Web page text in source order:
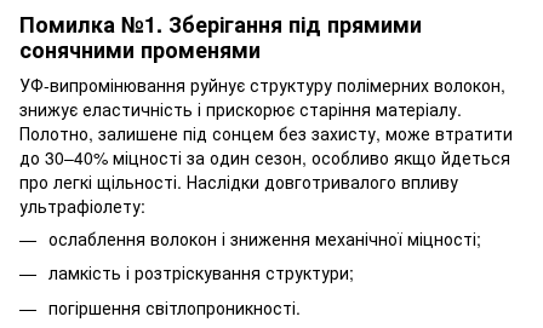
Помилка №1. Зберігання під прямими
сонячними променями
УФ-випромінювання руйнує структуру полімерних волокон,
знижує еластичність і прискорює старіння матеріалу.
Полотно, залишене під сонцем без захисту, може втратити
до 30–40% міцності за один сезон, особливо якщо йдеться
про легкі щільності. Наслідки довготривалого впливу
ультрафіолету:
ослаблення волокон і зниження механічної міцності;
ламкість і розтріскування структури;
погіршення світлопроникності.